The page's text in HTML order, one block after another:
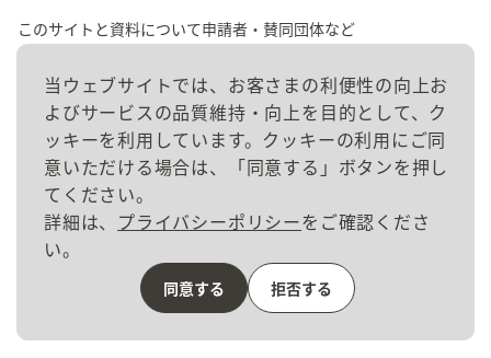
当ウェブサイトでは、お客さまの利便性の向上お
よびサービスの品質維持・向上を目的として、ク
ッキーを利用しています。クッキーの利用にご同
意いただける場合は、「同意する」ボタンを押し
てください。
詳細は、 プライバシーポリシーをご確認くださ
い。
同意する 拒否する
このサイトと資料について
資料を探す
申請者・賛同団体など
お問い合わせ
サイトポリシー
プライバシーポリシー